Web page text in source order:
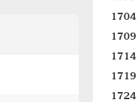
1704
1709
1714
1719
1724